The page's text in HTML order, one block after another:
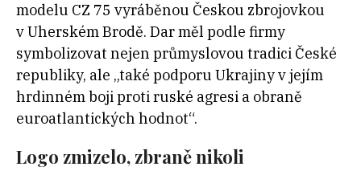
modelu CZ 75 vyráběnou Českou zbrojovkou
v Uherském Brodě. Dar měl podle firmy
symbolizovat nejen průmyslovou tradici České
republiky, ale „také podporu Ukrajiny v jejím
hrdinném boji proti ruské agresi a obraně
euroatlantických hodnot“.
Logo zmizelo, zbraně nikoli